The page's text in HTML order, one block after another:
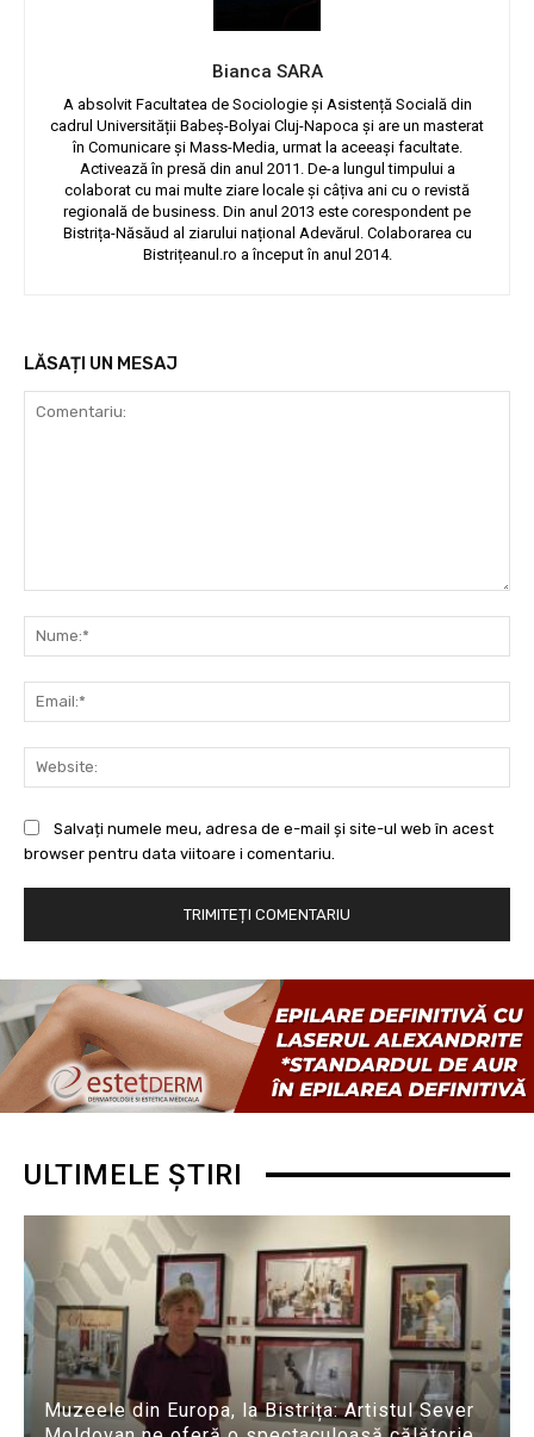
Bianca SARA
A absolvit Facultatea de Sociologie și Asistență Socială din
cadrul Universității Babeș-Bolyai Cluj-Napoca și are un masterat
în Comunicare și Mass-Media, urmat la aceeași facultate.
Activează în presă din anul 2011. De-a lungul timpului a
colaborat cu mai multe ziare locale și câțiva ani cu o revistă
regională de business. Din anul 2013 este corespondent pe
Bistrița-Năsăud al ziarului național Adevărul. Colaborarea cu
Bistrițeanul.ro a început în anul 2014.
LĂSAȚI UN MESAJ
Salvați numele meu, adresa de e-mail și site-ul web în acest
browser pentru data viitoare i comentariu.
ULTIMELE ȘTIRI
Muzeele din Europa, la Bistrița: Artistul Sever